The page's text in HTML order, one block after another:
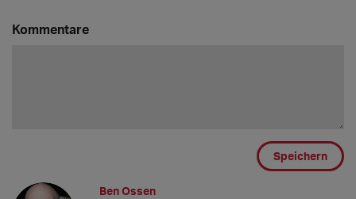
Kommentare
Speichern
Ben Ossen